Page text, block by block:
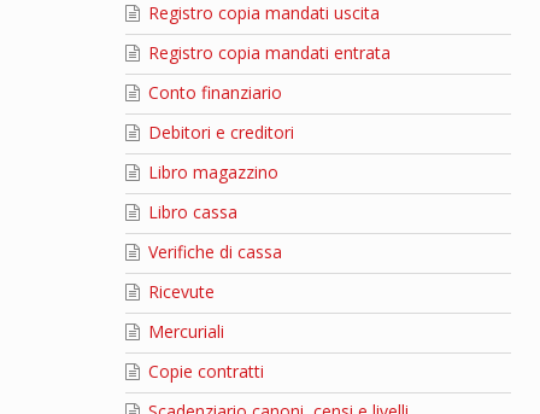
Registro copia mandati uscita
Registro copia mandati entrata
Conto finanziario
Debitori e creditori
Libro magazzino
Libro cassa
Verifiche di cassa
Ricevute
Mercuriali
Copie contratti